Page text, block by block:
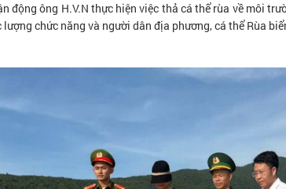
động ông H.V.N thực hiện việc thả cá thể rùa về môi
chức năng và người dân địa phương, cá thể Rùa